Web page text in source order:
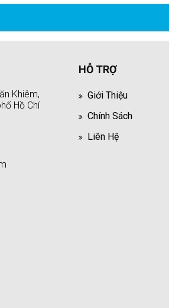
Khiêm,
Hồ Chí
HỖ TRỢ
Giới Thiệu
Chính Sách
Liên Hệ